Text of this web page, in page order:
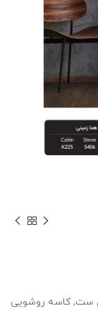
ست, کاسه روشویی